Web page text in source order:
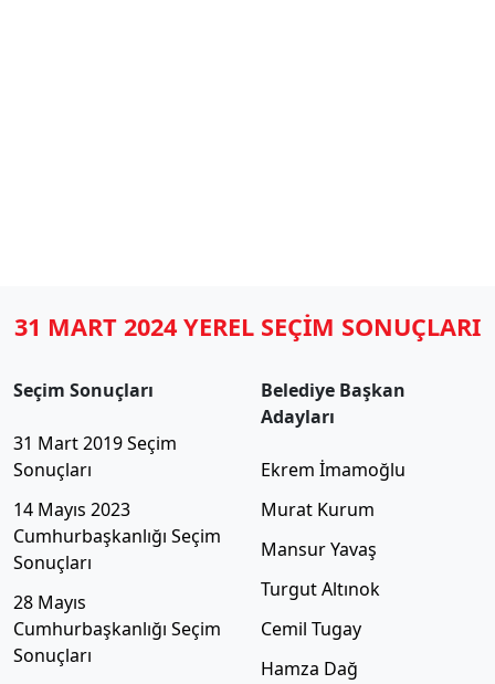
31 MART 2024 YEREL SEÇİM SONUÇLARI
Seçim Sonuçları
31 Mart 2019 Seçim
Sonuçları
14 Mayıs 2023
Cumhurbaşkanlığı Seçim
Sonuçları
28 Mayıs
Cumhurbaşkanlığı Seçim
Sonuçları
Belediye Başkan
Adayları
Ekrem İmamoğlu
Murat Kurum
Mansur Yavaş
Turgut Altınok
Cemil Tugay
Hamza Dağ